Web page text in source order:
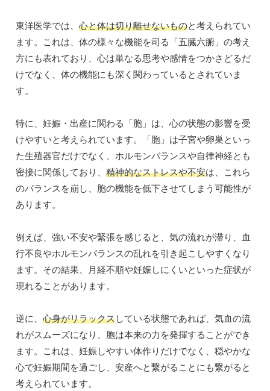
東洋医学では、 心と体は切り離せないものと考えられてい
ます。これは、体の様々な機能を司る「五臓六腑」の考え
方にも表れており、心は単なる思考や感情をつかさどるだ
けでなく、体の機能にも深く関わっているとされていま
す。
特に、妊娠・出産に関わる「胞」は、心の状態の影響を受
けやすいと考えられています。「胞」は子宮や卵巣といっ
た生殖器官だけでなく、ホルモンバランスや自律神経とも
密接に関係しており、 精神的なストレスや不安は、これら
のバランスを崩し、胞の機能を低下させてしまう可能性が
あります。
例えば、強い不安や緊張を感じると、気の流れが滞り、血
行不良やホルモンバランスの乱れを引き起こしやすくなり
ます。その結果、月経不順や妊娠しにくいといった症状が
現れることがあります。
逆に、 心身がリラックスしている状態であれば、気血の流
れがスムーズになり、胞は本来の力を発揮することができ
ます。これは、妊娠しやすい体作りだけでなく、穏やかな
心で妊娠期間を過ごし、安産へと繋がることにも繋がると
考えられています。